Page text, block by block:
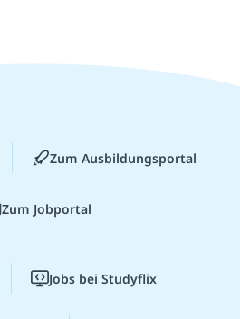
Zum Ausbildungsportal
Zum Jobportal
Jobs bei Studyflix